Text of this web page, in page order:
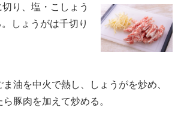
り、塩・こしょう
しょうがは千切り
油を中火で熱し、しょうがを炒め、
豚肉を加えて炒める。